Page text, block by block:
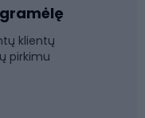
klientų
pirkimu